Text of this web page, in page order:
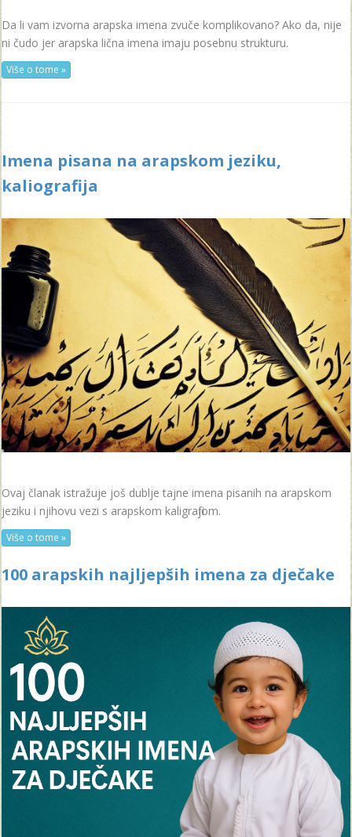
Da li vam izvorna arapska imena zvuče komplikovano? Ako da, nije
ni čudo jer arapska lična imena imaju posebnu strukturu.
Više o tome »
Imena pisana na arapskom jeziku,
kaliografija
Ovaj članak istražuje još dublje tajne imena pisanih na arapskom
jeziku i njihovu vezi s arapskom kaligrafijom.
Više o tome »
100 arapskih najljepših imena za dječake